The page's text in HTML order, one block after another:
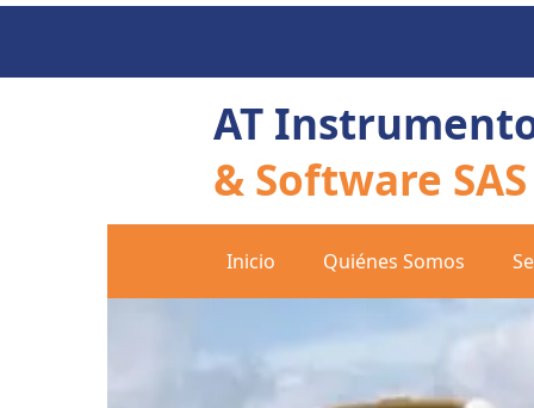
AT
& Software SAS
Inicio Quiénes Somos